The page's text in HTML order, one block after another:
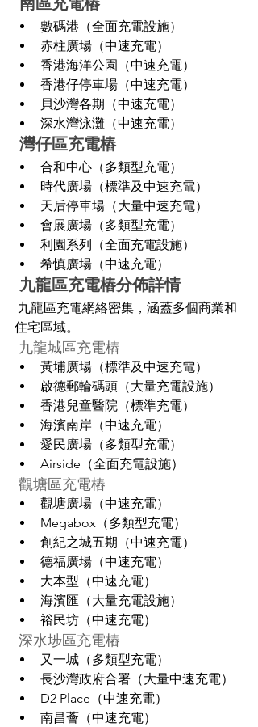
數碼港（全面充電設施）
赤柱廣場（中速充電）
香港海洋公園（中速充電）
香港仔停車場（中速充電）
貝沙灣各期（中速充電）
深水灣泳灘（中速充電）
灣仔區充電樁
合和中心（多類型充電）
時代廣場（標準及中速充電）
天后停車場（大量中速充電）
會展廣場（多類型充電）
利園系列（全面充電設施）
希慎廣場（中速充電）
九龍區充電樁分佈詳情
九龍區充電網絡密集，涵蓋多個商業和
住宅區域。
九龍城區充電樁
黃埔廣場（標準及中速充電）
啟德郵輪碼頭（大量充電設施）
香港兒童醫院（標準充電）
海濱南岸（中速充電）
愛民廣場（多類型充電）
Airside（全面充電設施）
觀塘區充電樁
觀塘廣場（中速充電）
Megabox（多類型充電）
創紀之城五期（中速充電）
德福廣場（中速充電）
大本型（中速充電）
海濱匯（大量充電設施）
裕民坊（中速充電）
深水埗區充電樁
又一城（多類型充電）
長沙灣政府合署（大量中速充電）
D2 Place（中速充電）
南昌薈（中速充電）